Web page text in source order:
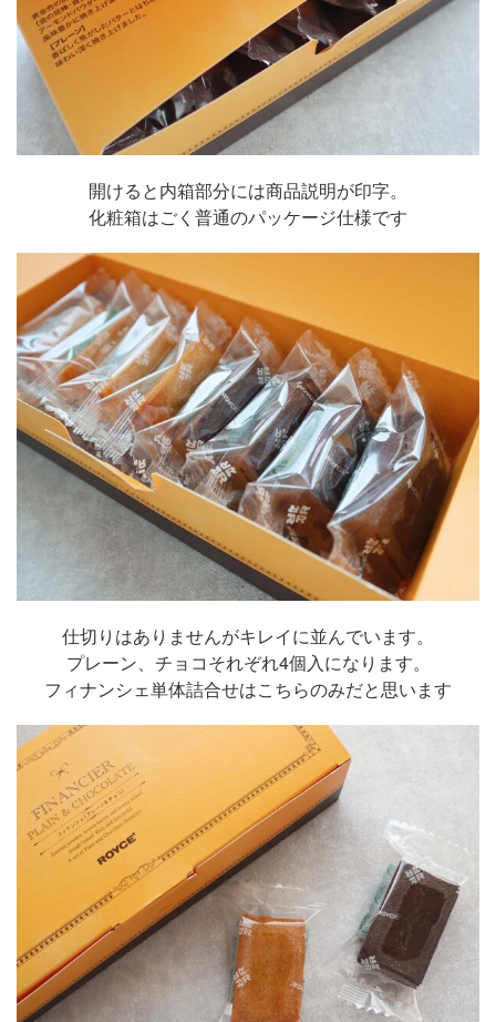
開けると内箱部分には商品説明が印字。
化粧箱はごく普通のパッケージ仕様です
仕切りはありませんがキレイに並んでいます。
プレーン、チョコそれぞれ4個入になります。
フィナンシェ単体詰合せはこちらのみだと思います